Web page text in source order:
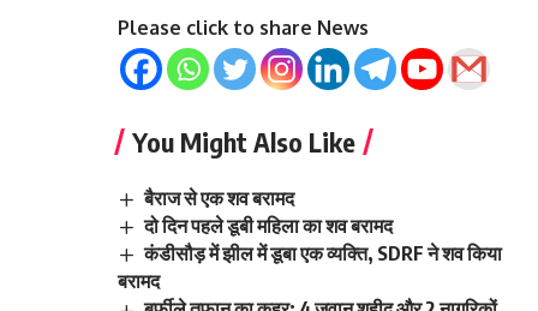
Please click to share News
You Might Also Like
बैराज से एक शव बरामद
दो दिन पहले डूबी महिला का शव बरामद
कंडीसौड़ में झील में डूबा एक व्यक्ति, SDRF ने शव किया
बरामद